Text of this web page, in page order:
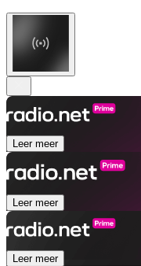
Leer meer
Leer meer
Leer meer